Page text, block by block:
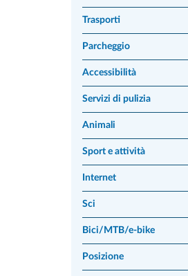
Trasporti
Parcheggio
Accessibilità
Servizi di pulizia
Animali
Sport e attività
Internet
Sci
Bici/MTB/e-bike
Posizione